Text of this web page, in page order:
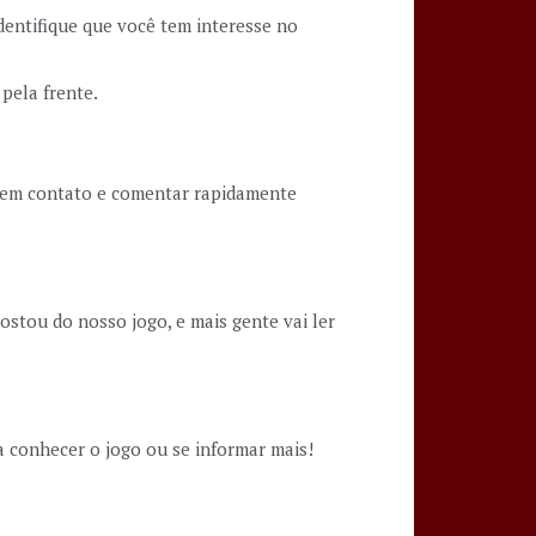
que você tem interesse no
frente.
contato e comentar rapidamente
do nosso jogo, e mais gente vai ler
conhecer o jogo ou se informar mais!